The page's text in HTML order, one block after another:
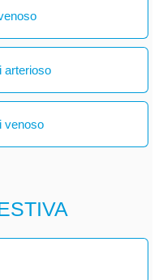
arterioso
venoso